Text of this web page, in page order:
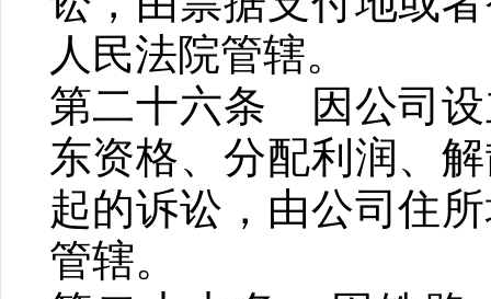
人民法院管辖。
第二十六条 因公司设
东资格、分配利润、
起的诉讼，由公司住
管辖。